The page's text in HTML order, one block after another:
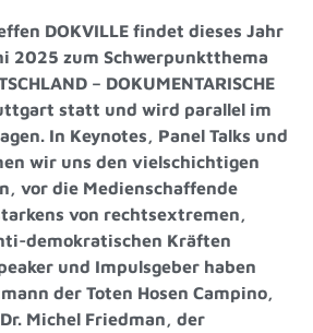
DOKVILLE findet dieses Jahr
2025 zum Schwerpunktthema
– DOKUMENTARISCHE
statt und wird parallel im
In Keynotes, Panel Talks und
wir uns den vielschichtigen
vor die Medienschaffende
von rechtsextremen,
demokratischen Kräften
und Impulsgeber haben
der Toten Hosen Campino,
Michel Friedman, der